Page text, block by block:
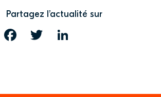
Partagez l’actualité sur
FACEBOOK TWITTER